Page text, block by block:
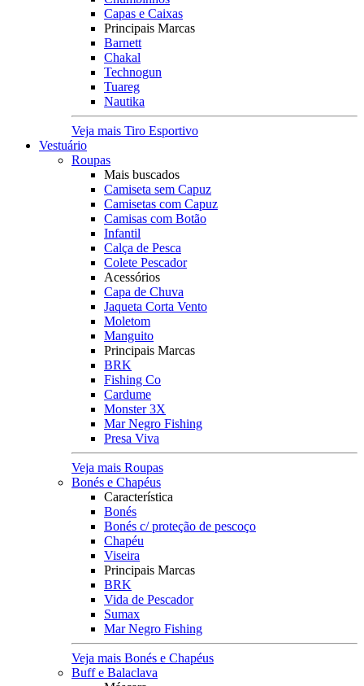
Capas e Caixas
Principais Marcas
Barnett
Chakal
Technogun
Tuareg
Nautika
Veja mais Tiro Esportivo
Vestuário
Roupas
Mais buscados
Camiseta sem Capuz
Camisetas com Capuz
Camisas com Botão
Infantil
Calça de Pesca
Colete Pescador
Acessórios
Capa de Chuva
Jaqueta Corta Vento
Moletom
Manguito
Principais Marcas
BRK
Fishing Co
Cardume
Monster 3X
Mar Negro Fishing
Presa Viva
Veja mais Roupas
Bonés e Chapéus
Característica
Bonés
Bonés c/ proteção de pescoço
Chapéu
Viseira
Principais Marcas
BRK
Vida de Pescador
Sumax
Mar Negro Fishing
Veja mais Bonés e Chapéus
Buff e Balaclava